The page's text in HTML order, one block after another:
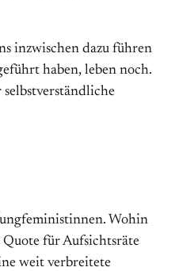
inzwischen dazu führen
haben, leben noch.
Wohin
Quote für Aufsichtsräte
weit verbreitete